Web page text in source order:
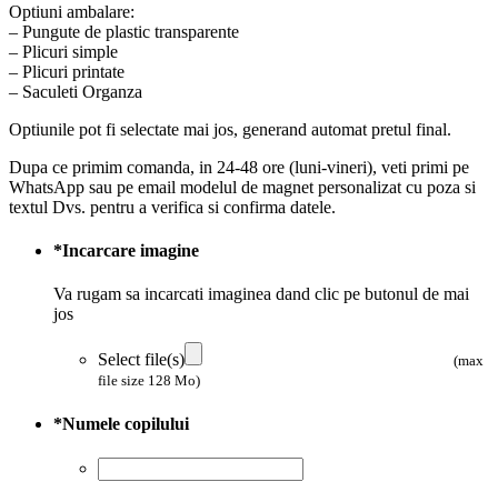
Optiuni ambalare:
– Pungute de plastic transparente
– Plicuri simple
– Plicuri printate
– Saculeti Organza
Optiunile pot fi selectate mai jos, generand automat pretul final.
Dupa ce primim comanda, in 24-48 ore (luni-vineri), veti primi pe
WhatsApp sau pe email modelul de magnet personalizat cu poza si
textul Dvs. pentru a verifica si confirma datele.
*Incarcare imagine
Va rugam sa incarcati imaginea dand clic pe butonul de mai
jos
Select file(s)
(max
file size 128 Mo)
*Numele copilului